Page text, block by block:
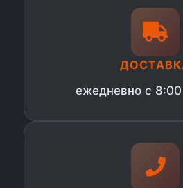
ежедневно с